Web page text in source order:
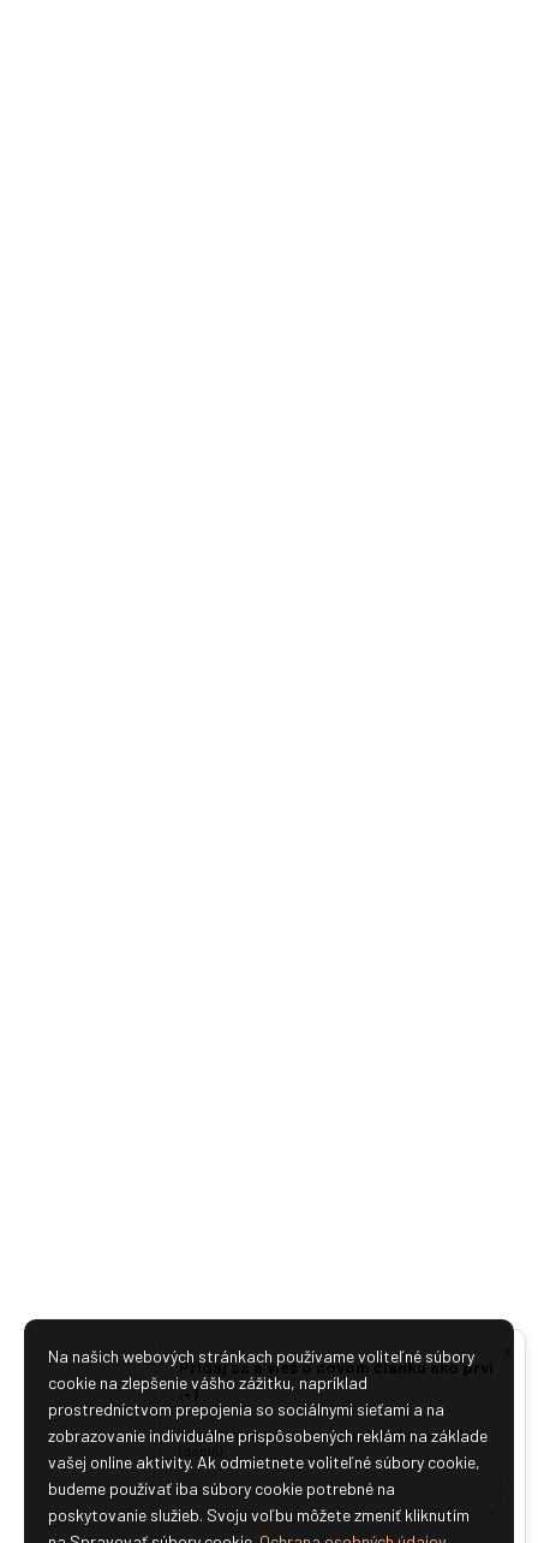
Pridaj sa a vieš o novom článku ako prví
:-)
Ako je ti sympatické aby sme ťa oslovovali? Ahoj
Na našich webových stránkach používame voliteľné súbory
cookie na zlepšenie vášho zážitku, napríklad
prostredníctvom prepojenia so sociálnymi sieťami a na
zobrazovanie individuálne prispôsobených reklám na základe
vašej online aktivity. Ak odmietnete voliteľné súbory cookie,
budeme používať iba súbory cookie potrebné na
poskytovanie služieb. Svoju voľbu môžete zmeniť kliknutím